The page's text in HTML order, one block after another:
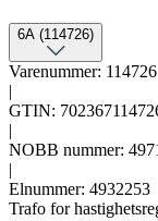
6A (114726)
Varenummer: 114726
|
GTIN:
|
NOBB nummer:
|
Elnummer: 4932253
Trafo for